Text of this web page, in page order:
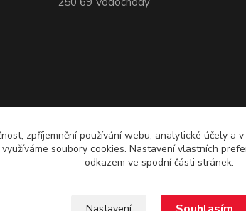
zpříjemnění používání webu, analytické účely a
soubory cookies. Nastavení vlastních
odkazem ve spodní části stránek.